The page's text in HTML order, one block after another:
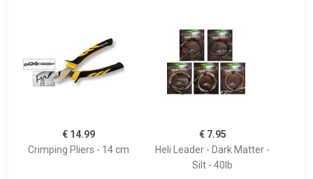
€ 14.99
Crimping Pliers - 14 cm
€ 7.95
Heli Leader - Dark Matter -
Silt - 40lb